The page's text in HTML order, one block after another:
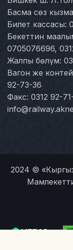
Басма сөз
Билет кассасы:
Бекеттин
0705076696,
Жалпы бөлүм:
Вагон же
92-73-36
Факс: 0312 92-
2024 ©